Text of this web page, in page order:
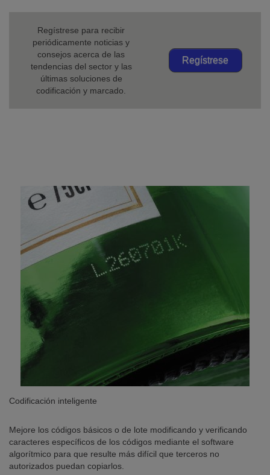
Regístrese para recibir
periódicamente noticias y
consejos acerca de las
tendencias del sector y las
últimas soluciones de
codificación y marcado.
Regístrese
Codificación inteligente
Mejore los códigos básicos o de lote modificando y verificando
caracteres específicos de los códigos mediante el software
algorítmico para que resulte más difícil que terceros no
autorizados puedan copiarlos.